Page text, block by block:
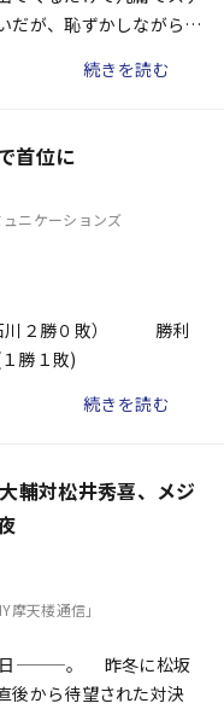
だが、恥ずかしながら、
、ということですよね。
続きを読む
首位に
ニケーションズ
石川２勝０敗） 勝利
勝１敗)
続きを読む
輔対松井秀喜、メジ
摩天楼通信」
日―――。 昨冬に松坂
後から待望された対決